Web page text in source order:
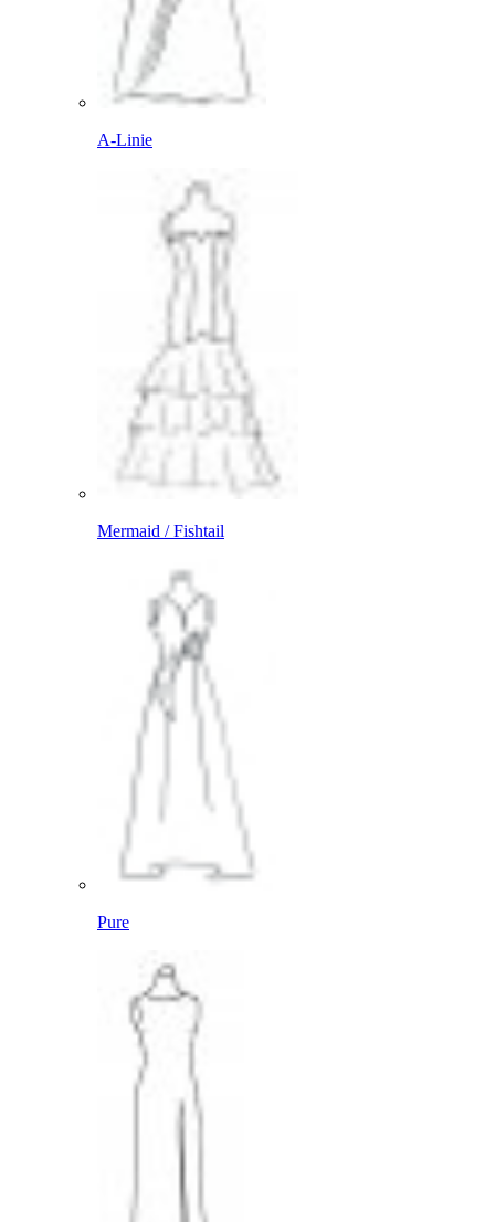
A-Linie
Mermaid / Fishtail
Pure